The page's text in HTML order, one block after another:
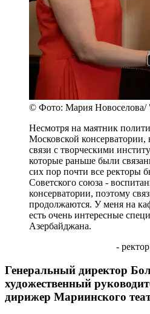
© Фото: Мария Новоселова/
Несмотря на маятник
Московской консерватории,
связи с творческими
которые раньше были
сих пор почти все ректоры
Советского союза -
консерватории, поэтому
продолжаются. У меня на
есть очень интересные
Азербайджана.
-
Генеральный директор
художественный
дирижер Мариинского